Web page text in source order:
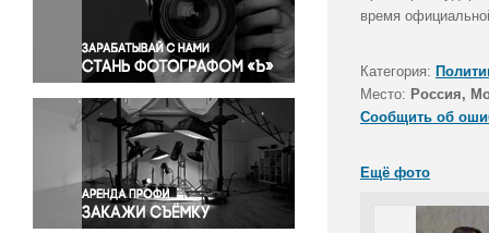
Правосудие
Происшествия и конфликты
Религия
Светская жизнь
Спорт
Экология
Экономика и бизнес
время
Категория:
Место: Россия,
Сообщить об
Ещё фото